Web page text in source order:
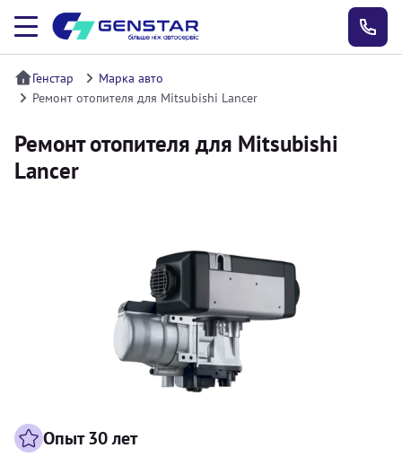
Генстар
Марка авто
Ремонт отопителя для Mitsubishi Lancer
Ремонт отопителя для Mitsubishi
Lancer
Опыт 30 лет